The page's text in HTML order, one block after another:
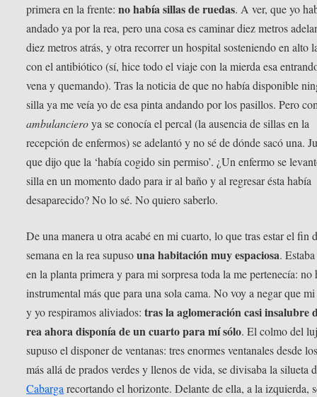
primera en la frente:no había sillas de ruedas. A ver, que yo
andado ya por la rea, pero una cosa es caminar diez metros
diez metros atrás, y otra recorrer un hospital sosteniendo en alto
con el antibiótico (sí, hice todo el viaje con la mierda esa
vena y quemando). Tras la noticia de que no había disponible
silla ya me veía yo de esa pinta andando por los pasillos. Pero
ambulancieroya se conocía el percal (la ausencia de sillas en la
recepción de enfermos) se adelantó y no sé de dónde sacó una.
que dijo que la ‘había cogido sin permiso’. ¿Un enfermo se
silla en un momento dado para ir al baño y al regresar ésta había
desaparecido? No lo sé. No quiero saberlo.
De una manera u otra acabé en mi cuarto, lo que tras estar el fin
semana en la rea supusouna habitación muy espaciosa.
en la planta primera y para mi sorpresa toda la me pertenecía: no
instrumental más que para una sola cama. No voy a negar que
y yo respiramos aliviados:tras la aglomeración casi insalubre
rea ahora disponía de un cuarto para mí sólo. El colmo del
supuso el disponer de ventanas: tres enormes ventanales desde
más allá de prados verdes y llenos de vida, se divisaba la silueta
Cabarga recortando el horizonte. Delante de ella, a la izquierda,